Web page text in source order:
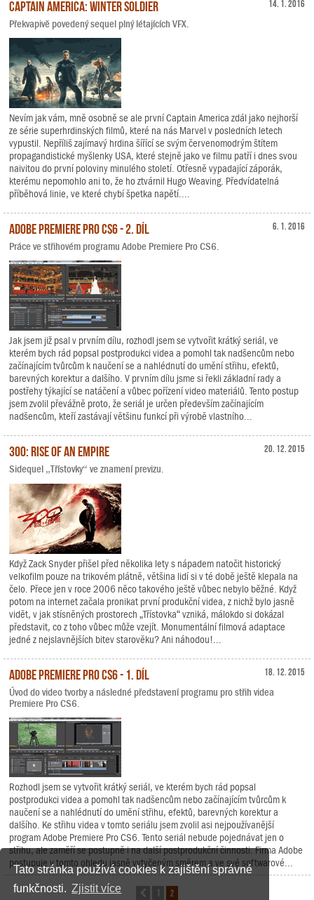
Tato stránka používá cookies k zajištění správné
funkčnosti. Zjistit více
14. 1. 2016
Captain America: Winter Soldier
Překvapivě povedený sequel plný létajících VFX.
Nevím jak vám, mně osobně se ale první Captain America zdál jako nejhorší
ze série superhrdinských filmů, které na nás Marvel v posledních letech
vypustil. Nepříliš zajímavý hrdina šířící se svým červenomodrým štítem
propagandistické myšlenky USA, které stejně jako ve filmu patří i dnes svou
naivitou do první poloviny minulého století. Otřesně vypadající záporák,
kterému nepomohlo ani to, že ho ztvárnil Hugo Weaving. Předvídatelná
příběhová linie, ve které chybí špetka napětí....
6. 1. 2016
Adobe Premiere Pro CS6 - 2. díl
Práce ve střihovém programu Adobe Premiere Pro CS6.
Jak jsem již psal v prvním dílu, rozhodl jsem se vytvořit krátký seriál, ve
kterém bych rád popsal postprodukci videa a pomohl tak nadšencům nebo
začínajícím tvůrcům k naučení se a nahlédnutí do umění střihu, efektů,
barevných korektur a dalšího. V prvním dílu jsme si řekli základní rady a
postřehy týkající se natáčení a vůbec pořízení video materiálů. Tento postup
jsem zvolil převážně proto, že seriál je určen především začínajícím
nadšencům, kteří zastávají většinu funkcí při výrobě vlastního...
20. 12. 2015
300: Rise of an Empire
Sidequel „Třístovky“ ve znamení previzu.
Když Zack Snyder přišel před několika lety s nápadem natočit historický
velkofilm pouze na trikovém plátně, většina lidí si v té době ještě klepala na
čelo. Přece jen v roce 2006 něco takového ještě vůbec nebylo běžné. Když
potom na internet začala pronikat první produkční videa, z nichž bylo jasně
vidět, v jak stísněných prostorech „Třístovka“ vzniká, málokdo si dokázal
představit, co z toho vůbec může vzejít. Monumentální filmová adaptace
jedné z nejslavnějších bitev starověku? Ani náhodou!...
18. 12. 2015
Adobe Premiere Pro CS6 - 1. díl
Úvod do video tvorby a následné představení programu pro střih videa
Premiere Pro CS6.
Rozhodl jsem se vytvořit krátký seriál, ve kterém bych rád popsal
postprodukci videa a pomohl tak nadšencům nebo začínajícím tvůrcům k
naučení se a nahlédnutí do umění střihu, efektů, barevných korektur a
dalšího. Ke střihu videa v tomto seriálu jsem zvolil asi nejpoužívanější
program Adobe Premiere Pro CS6. Tento seriál nebude pojednávat jen o
střihu, ale zaměří se postupně i na další postprodukční činnosti. Firma Adobe
postupuje v tomto ohledu jasně vytyčeným směrem a ve své softwarové...
Předchozí
1 2